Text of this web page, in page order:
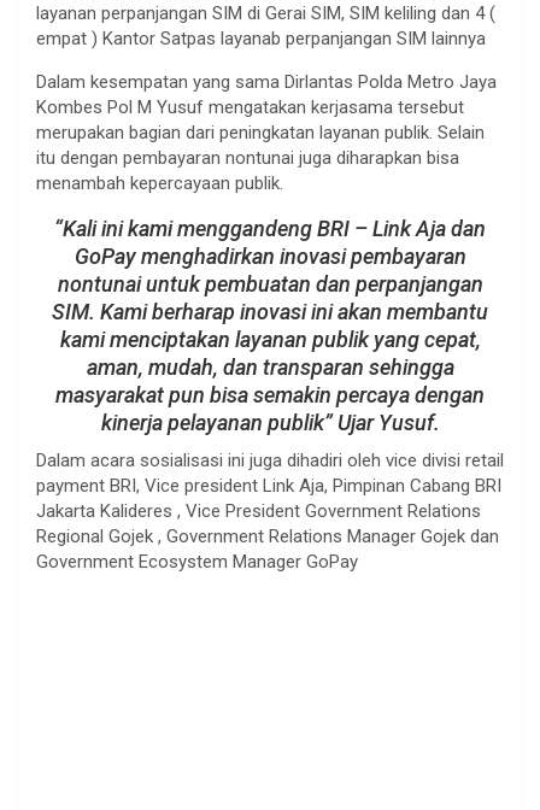
layanan perpanjangan SIM di Gerai SIM, SIM keliling dan 4 (
empat ) Kantor Satpas layanab perpanjangan SIM lainnya
Dalam kesempatan yang sama Dirlantas Polda Metro Jaya
Kombes Pol M Yusuf mengatakan kerjasama tersebut
merupakan bagian dari peningkatan layanan publik. Selain
itu dengan pembayaran nontunai juga diharapkan bisa
menambah kepercayaan publik.
“Kali ini kami menggandeng BRI – Link Aja dan
GoPay menghadirkan inovasi pembayaran
nontunai untuk pembuatan dan perpanjangan
SIM. Kami berharap inovasi ini akan membantu
kami menciptakan layanan publik yang cepat,
aman, mudah, dan transparan sehingga
masyarakat pun bisa semakin percaya dengan
kinerja pelayanan publik” Ujar Yusuf.
Dalam acara sosialisasi ini juga dihadiri oleh vice divisi retail
payment BRI, Vice president Link Aja, Pimpinan Cabang BRI
Jakarta Kalideres , Vice President Government Relations
Regional Gojek , Government Relations Manager Gojek dan
Government Ecosystem Manager GoPay